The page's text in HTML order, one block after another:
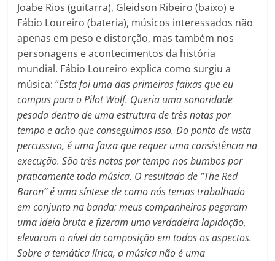
Joabe Rios (guitarra), Gleidson Ribeiro (baixo) e
Fábio Loureiro (bateria), músicos interessados não
apenas em peso e distorção, mas também nos
personagens e acontecimentos da história
mundial. Fábio Loureiro explica como surgiu a
música: “Esta foi uma das primeiras faixas que eu
compus para o Pilot Wolf. Queria uma sonoridade
pesada dentro de uma estrutura de três notas por
tempo e acho que conseguimos isso. Do ponto de vista
percussivo, é uma faixa que requer uma consistência na
execução. São três notas por tempo nos bumbos por
praticamente toda música. O resultado de “The Red
Baron” é uma síntese de como nós temos trabalhado
em conjunto na banda: meus companheiros pegaram
uma ideia bruta e fizeram uma verdadeira lapidação,
elevaram o nível da composição em todos os aspectos.
Sobre a temática lírica, a música não é uma